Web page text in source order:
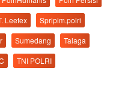
Leetex
Spripim.polri
Sumedang
Talaga
TNI POLRI